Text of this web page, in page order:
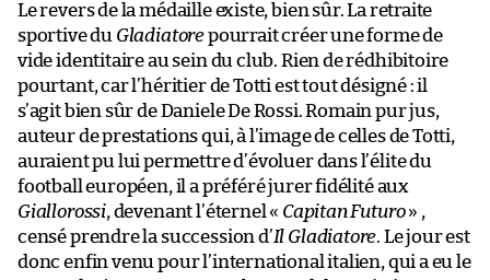
Le revers de la médaille existe, bien sûr. La retraite
sportive du Gladiatorepourrait créer une forme de
vide identitaire au sein du club. Rien de rédhibitoire
pourtant, car l’héritier de Totti est tout désigné : il
s’agit bien sûr de Daniele De Rossi. Romain pur jus,
auteur de prestations qui, à l’image de celles de Totti,
auraient pu lui permettre d’évoluer dans l’élite du
football européen, il a préféré jurer fidélité aux
Giallorossi, devenant l’éternel « Capitan Futuro» ,
censé prendre la succession d’Il Gladiatore. Le jour est
donc enfin venu pour l’international italien, qui a eu le